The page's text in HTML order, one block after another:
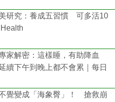
研究：養成五習慣 可多活10
家解密：這樣睡，有助降血
續下午到晚上都不會累｜每日
覺變成「海象臀」！ 搶救崩